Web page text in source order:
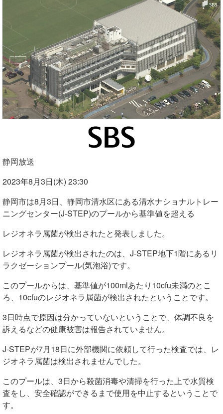
静岡放送
2023年8月3日(木) 23:30
静岡市は8月3日、静岡市清水区にある清水ナショナルトレー
ニングセンター(J-STEP)のプールから基準値を超える
レジオネラ属菌が検出されたと発表しました。
レジオネラ属菌が検出されたのは、J-STEP地下1階にあるリ
ラクゼーションプール(気泡浴)です。
このプールからは、基準値が100mlあたり10cfu未満のとこ
ろ、10cfuのレジオネラ属菌が検出されたということです。
3日時点で原因は分かっていないということで、体調不良を
訴えるなどの健康被害は報告されていません。
J-STEPが7月18日に外部機関に依頼して行った検査では、レ
ジオネラ属菌は検出されませんでした。
このプールは、3日から殺菌消毒や清掃を行った上で水質検
査をし、安全確認ができるまで使用を中止するということで
す。